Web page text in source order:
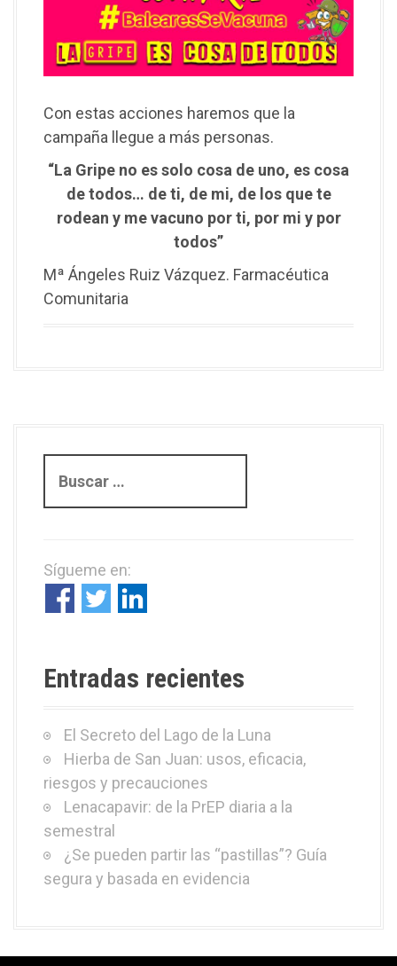
Con estas acciones haremos que la
campaña llegue a más personas.
“La Gripe no es solo cosa de uno, es cosa
de todos… de ti, de mi, de los que te
rodean y me vacuno por ti, por mi y por
todos”
Mª Ángeles Ruiz Vázquez. Farmacéutica
Comunitaria
s
a
r
:
Sígueme en:
Entradas recientes
El Secreto del Lago de la Luna
Hierba de San Juan: usos, eficacia,
riesgos y precauciones
Lenacapavir: de la PrEP diaria a la
semestral
¿Se pueden partir las “pastillas”? Guía
segura y basada en evidencia